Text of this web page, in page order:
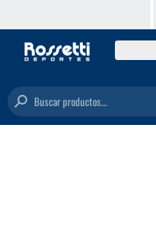
Buscar productos...